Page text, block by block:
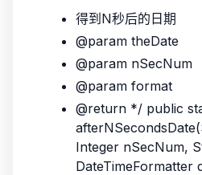
得到N秒后的日期
@param theDate
@param nSecNum
@param format
@return */ public
Integer nSecNum,
DateTimeFormatter